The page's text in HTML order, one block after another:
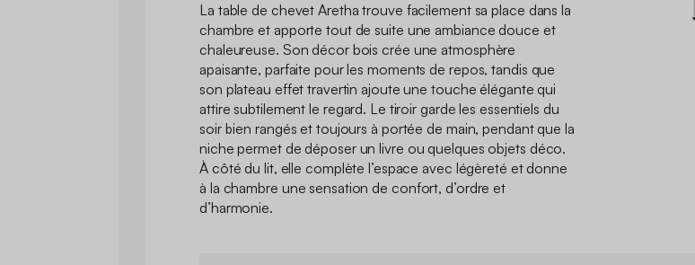
La table de chevet Aretha trouve facilement sa place dans la
chambre et apporte tout de suite une ambiance douce et
chaleureuse. Son décor bois crée une atmosphère
apaisante, parfaite pour les moments de repos, tandis que
son plateau effet travertin ajoute une touche élégante qui
attire subtilement le regard. Le tiroir garde les essentiels du
soir bien rangés et toujours à portée de main, pendant que la
niche permet de déposer un livre ou quelques objets déco.
À côté du lit, elle complète l’espace avec légèreté et donne
à la chambre une sensation de confort, d’ordre et
d’harmonie.